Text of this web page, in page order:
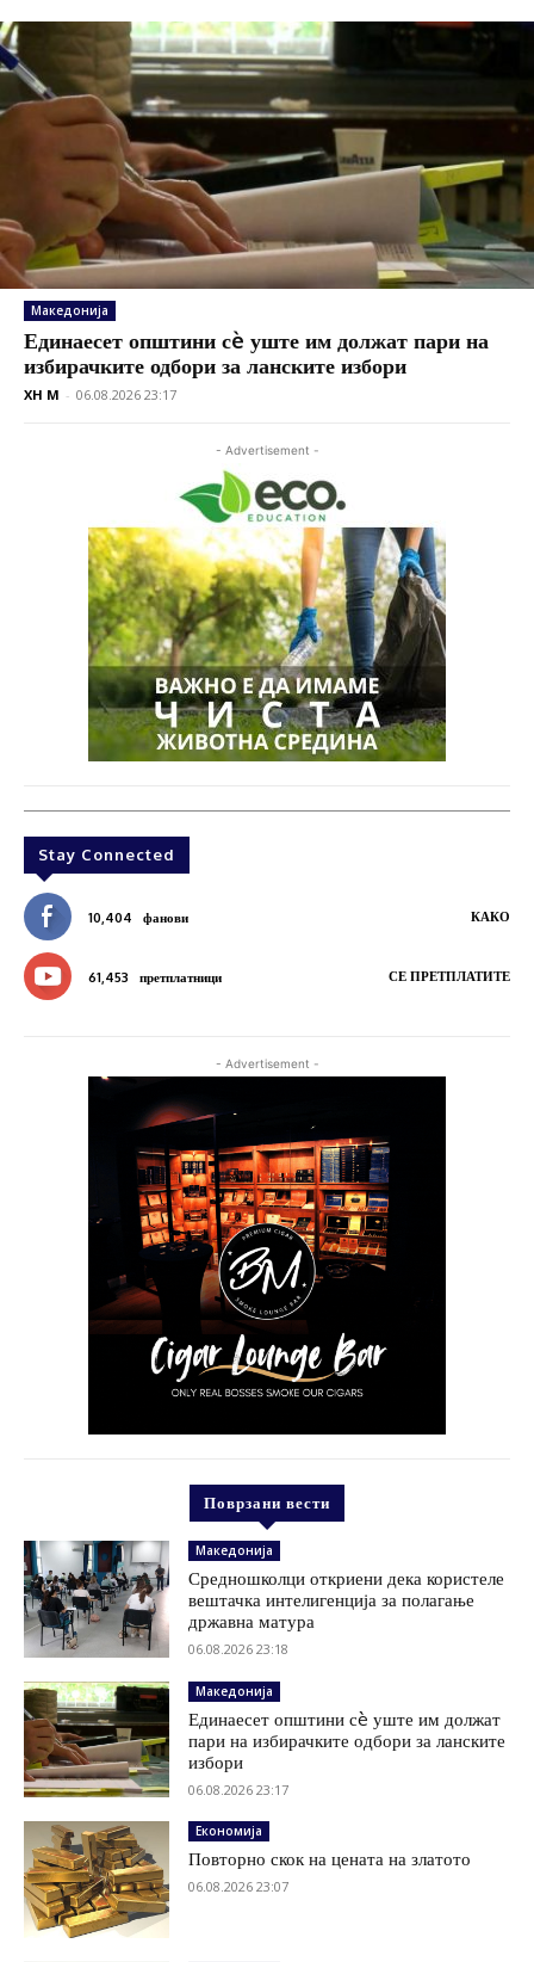
Македонија
Единаесет општини сè уште им должат пари на
избирачките одбори за ланските избори
XH M - 06.08.2026 23:17
- Advertisement -
Stay Connected
10,404 фанови КАКО
61,453 претплатници СЕ ПРЕТПЛАТИТЕ
- Advertisement -
Поврзани вести
Македонија
Средношколци откриени дека користеле
вештачка интелигенција за полагање
државна матура
06.08.2026 23:18
Македонија
Единаесет општини сè уште им должат
пари на избирачките одбори за ланските
избори
06.08.2026 23:17
Економија
Повторно скок на цената на златото
06.08.2026 23:07